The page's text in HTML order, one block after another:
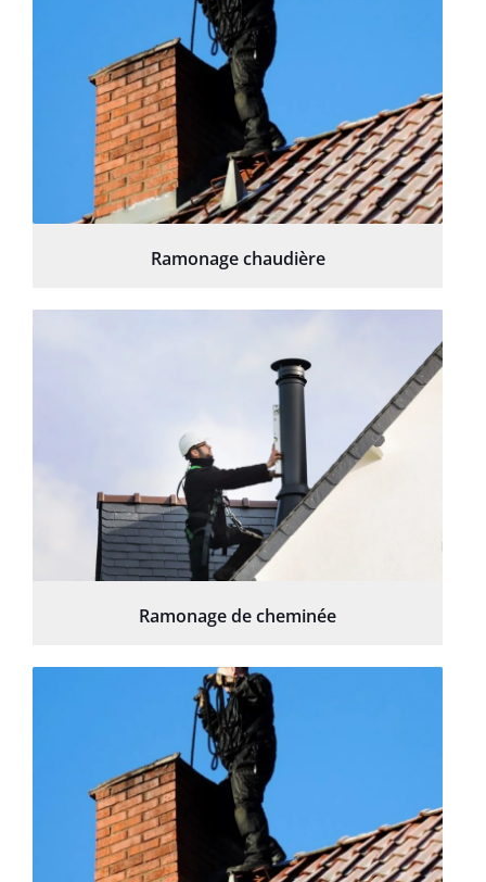
Ramonage chaudière
Ramonage de cheminée